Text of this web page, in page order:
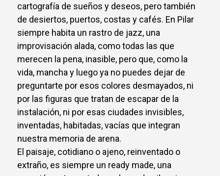
cartografía de sueños y deseos, pero también
de desiertos, puertos, costas y cafés. En Pilar
siempre habita un rastro de jazz, una
improvisación alada, como todas las que
merecen la pena, inasible, pero que, como la
vida, mancha y luego ya no puedes dejar de
preguntarte por esos colores desmayados, ni
por las figuras que tratan de escapar de la
instalación, ni por esas ciudades invisibles,
inventadas, habitadas, vacías que integran
nuestra memoria de arena.
El paisaje, cotidiano o ajeno, reinventado o
extraño, es siempre un ready made, una